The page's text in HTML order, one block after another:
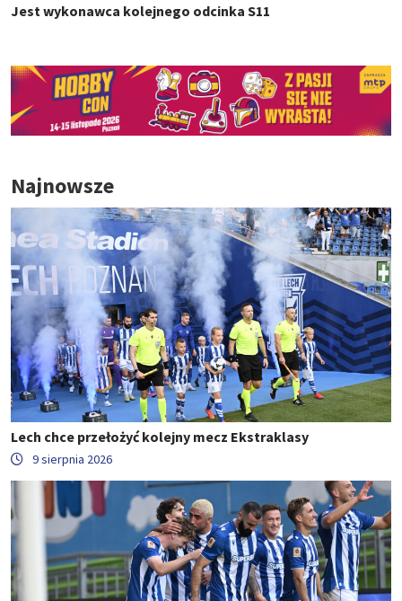
Jest wykonawca kolejnego odcinka S11
Najnowsze
Lech chce przełożyć kolejny mecz Ekstraklasy
9 sierpnia 2026